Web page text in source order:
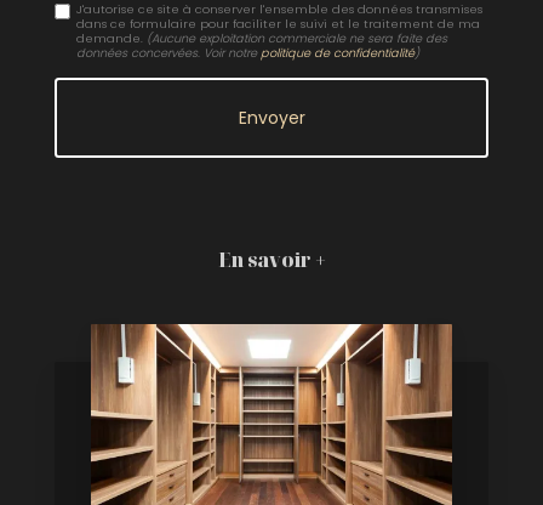
J'autorise ce site à conserver l'ensemble des données transmises
dans ce formulaire pour faciliter le suivi et le traitement de ma
demande. (Aucune exploitation commerciale ne sera faite des
données concervées. Voir notre politique de confidentialité)
En savoir +